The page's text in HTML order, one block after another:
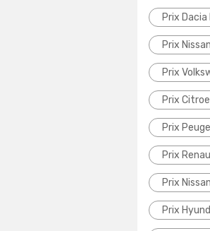
Prix
Prix
Prix
Prix
Prix
Prix
Prix
Prix